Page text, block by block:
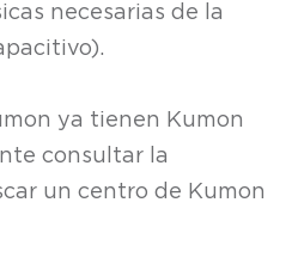
necesarias de la
ya tienen Kumon
consultar la
un centro de Kumon